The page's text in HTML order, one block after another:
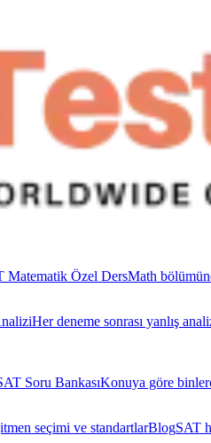
Matematik Özel DersMath
Her deneme sonrası yanlış
Soru BankasıKonuya göre
seçimi ve standartlarBlogSAT